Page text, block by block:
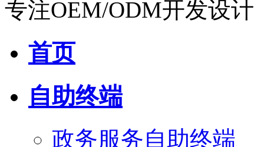
专注OEM/ODM开发设计
首页
自助终端
政务服务自助终端